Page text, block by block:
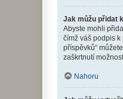
Jak můžu přidat
Abyste mohli
čímž váš podpis k
příspěvků“
zaškrtnutí
Nahoru